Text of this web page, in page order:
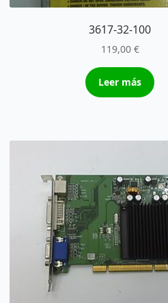
3617-32-100
119,00 €
Leer más